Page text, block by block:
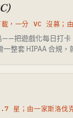
，一分 VC 沒募；
把遊戲化每日打
整套 HIPAA 合規，
星；由一家斯洛伐